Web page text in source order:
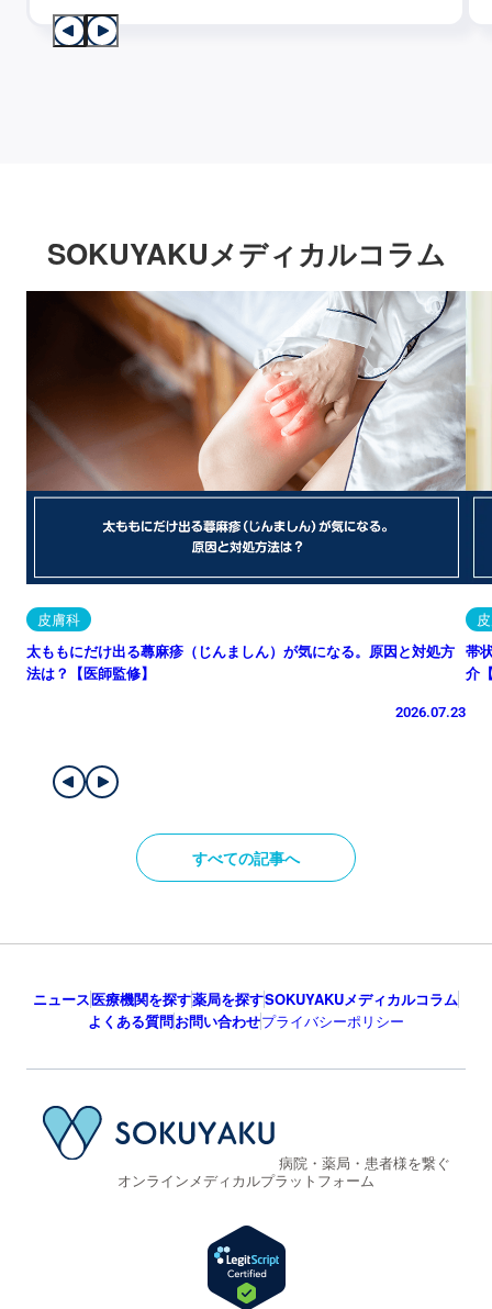
SOKUYAKUメディカルコラム
皮膚科
太ももにだけ出る蕁麻疹（じんましん）が気になる。原因と対処方
法は？【医師監修】
2026.07.23
帯
介
すべての記事へ
ニュース医療機関を探す薬局を探すSOKUYAKUメディカルコラム
よくある質問お問い合わせプライバシーポリシー
病院・薬局・患者様を繋ぐ
オンラインメディカルプラットフォーム